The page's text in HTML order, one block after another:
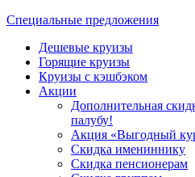
Специальные предложения
Дешевые круизы
Горящие круизы
Круизы с кэшбэком
Акции
Дополнительная
палубу!
Акция «Выгодный
Скидка имениннику
Скидка пенсионерам